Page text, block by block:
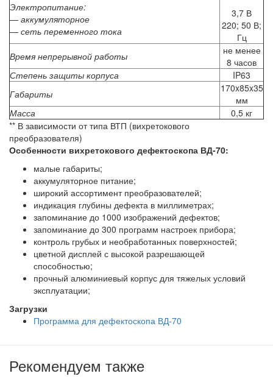
Электропитание:
— аккумуляторное
— сеть переменного тока
3,7 В
220; 50 В;
Гц
Время непрерывной работы
не менее
8 часов
Степень защиты корпуса
IP63
Габариты
170x85x35
мм
Масса
0,5 кг
** В зависимости от типа ВТП (вихретокового
преобразователя)
Особенности вихретокового дефектоскопа ВД-70:
малые габариты;
аккумуляторное питание;
широкий ассортимент преобразователей;
индикация глубины дефекта в миллиметрах;
запоминание до 1000 изображений дефектов;
запоминание до 300 программ настроек прибора;
контроль грубых и необработанных поверхностей;
цветной дисплей с высокой разрешающей
способностью;
прочный алюминиевый корпус для тяжелых условий
эксплуатации;
Загрузки
Программа для дефектоскопа ВД-70
Рекомендуем также